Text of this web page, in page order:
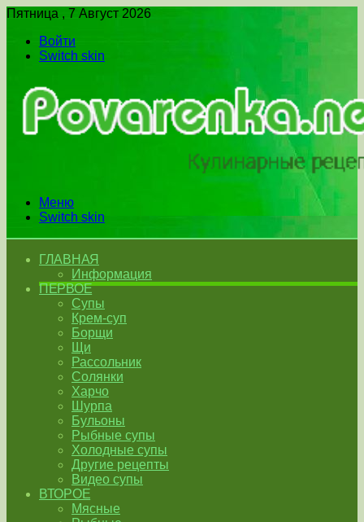
Пятница , 7 Август 2026
Войти
Switch skin
Меню
Switch skin
ГЛАВНАЯ
Информация
ПЕРВОЕ
Супы
Крем-суп
Борщи
Щи
Рассольник
Солянки
Харчо
Шурпа
Бульоны
Рыбные супы
Холодные супы
Другие рецепты
Видео супы
ВТОРОЕ
Мясные